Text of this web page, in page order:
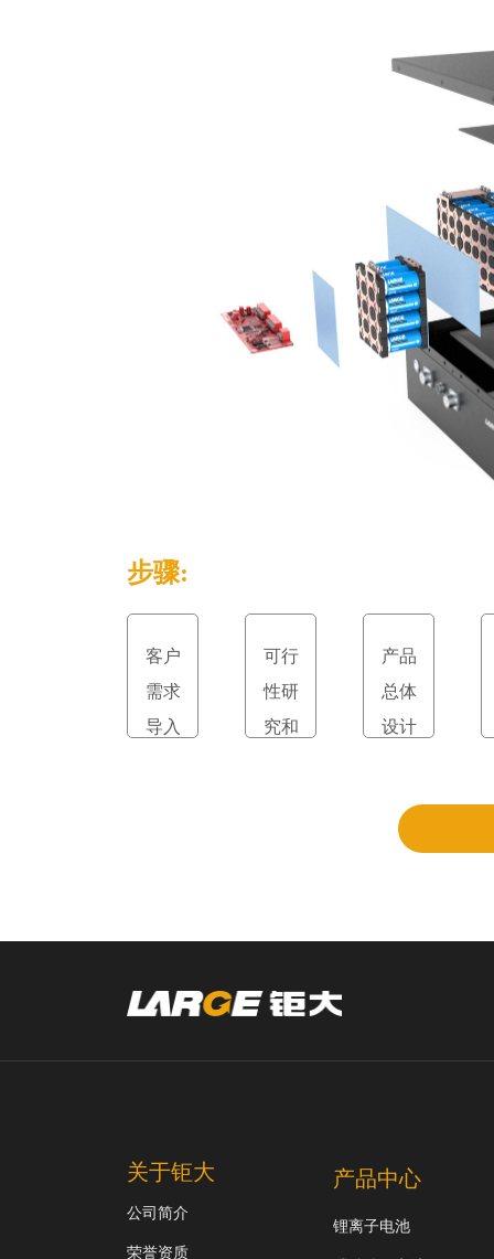
步骤:
客户
需求
导入
可行
性研
究和
产品
总体
设计
关于钜大
公司简介
荣誉资质
产品中心
锂离子电池